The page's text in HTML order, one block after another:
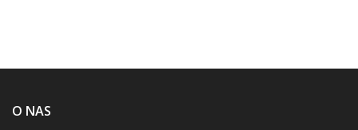
O NAS